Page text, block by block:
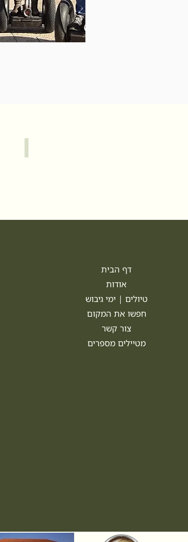
דף הבית
אודות
טיולים | ימי גיבוש
חפשו את המקום
צור קשר
מטיילים מספרים